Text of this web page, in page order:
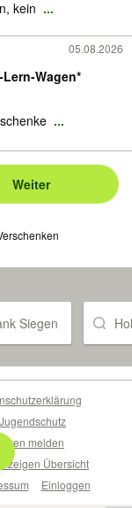
kein ...
05.08.2026
Wagen*
...
Weiter
Siegen
melden
Anzeigen Übersicht
Einloggen